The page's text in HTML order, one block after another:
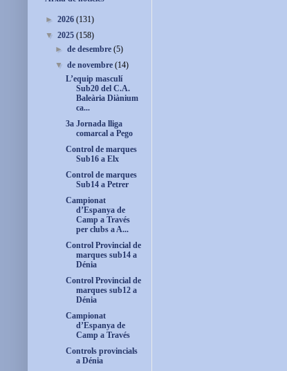
► 2026 (131)
▼ 2025 (158)
►de desembre(5)
▼de novembre(14)
L’equip masculí
Sub20 del C.A.
Baleària Diànium
ca...
3a Jornada lliga
comarcal a Pego
Control de marques
Sub16 a Elx
Control de marques
Sub14 a Petrer
Campionat
d’Espanya de
Camp a Través
per clubs a A...
Control Provincial de
marques sub14 a
Dénia
Control Provincial de
marques sub12 a
Dénia
Campionat
d’Espanya de
Camp a Través
Controls provincials
a Dénia